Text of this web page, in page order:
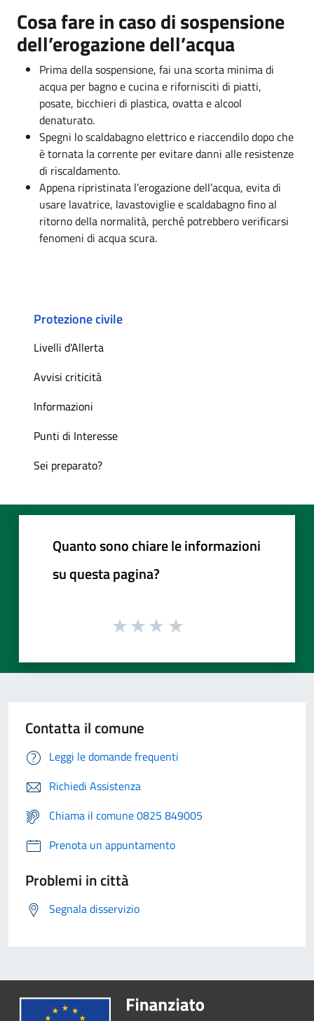
Cosa fare in caso di sospensione
dell’erogazione dell’acqua
Prima della sospensione, fai una scorta minima di
acqua per bagno e cucina e rifornisciti di piatti,
posate, bicchieri di plastica, ovatta e alcool
denaturato.
Spegni lo scaldabagno elettrico e riaccendilo dopo che
è tornata la corrente per evitare danni alle resistenze
di riscaldamento.
Appena ripristinata l’erogazione dell’acqua, evita di
usare lavatrice, lavastoviglie e scaldabagno fino al
ritorno della normalità, perché potrebbero verificarsi
fenomeni di acqua scura.
Protezione civile
Livelli d'Allerta
Avvisi criticità
Informazioni
Punti di Interesse
Sei preparato?
Quanto sono chiare le informazioni
su questa pagina?
Contatta il comune
Leggi le domande frequenti
Richiedi Assistenza
Chiama il comune 0825 849005
Prenota un appuntamento
Problemi in città
Segnala disservizio